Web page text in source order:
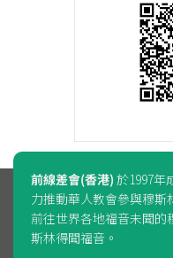
前線差會(香港) 於1997年
力推動華人教會參與穆斯
前往世界各地福音未聞的
斯林得聞福音。